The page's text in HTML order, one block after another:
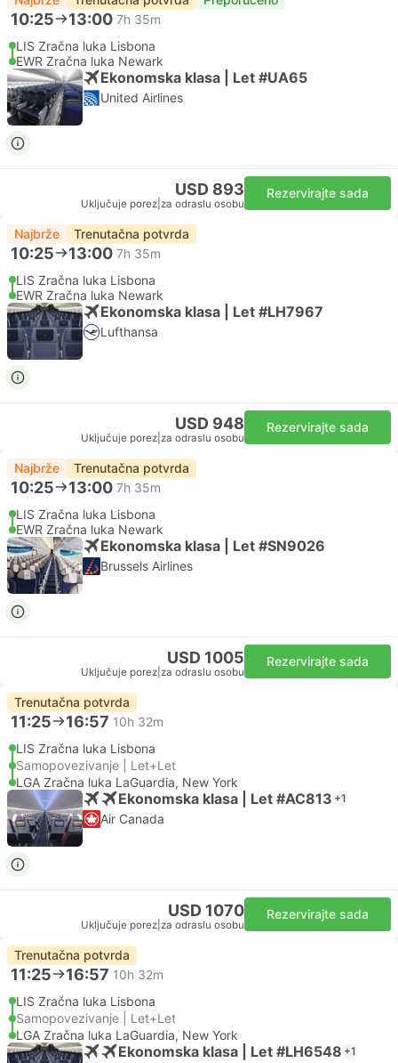
10:25 13:00 7h 35m
LIS Zračna luka Lisbona
EWR Zračna luka Newark
Ekonomska klasa | Let #UA65
United Airlines
USD 893
Uključuje porez za odraslu osobu
Rezervirajte sada
Najbrže Trenutačna potvrda
10:25 13:00 7h 35m
LIS Zračna luka Lisbona
EWR Zračna luka Newark
Ekonomska klasa | Let #LH7967
Lufthansa
USD 948
Uključuje porez za odraslu osobu
Rezervirajte sada
Najbrže Trenutačna potvrda
10:25 13:00 7h 35m
LIS Zračna luka Lisbona
EWR Zračna luka Newark
Ekonomska klasa | Let #SN9026
Brussels Airlines
USD 1005
Uključuje porez za odraslu osobu
Rezervirajte sada
Trenutačna potvrda
11:25 16:57 10h 32m
LIS Zračna luka Lisbona
Samopovezivanje | Let+Let
LGA Zračna luka LaGuardia, New York
Ekonomska klasa | Let #AC813 +1
Air Canada
USD 1070
Uključuje porez za odraslu osobu
Rezervirajte sada
Trenutačna potvrda
11:25 16:57 10h 32m
LIS Zračna luka Lisbona
Samopovezivanje | Let+Let
LGA Zračna luka LaGuardia, New York
Ekonomska klasa | Let #LH6548 +1